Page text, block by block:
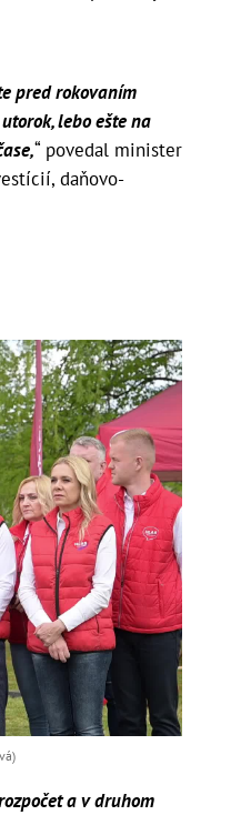
pred rokovaním
lebo ešte na
“ povedal minister
daňovo-
a v druhom